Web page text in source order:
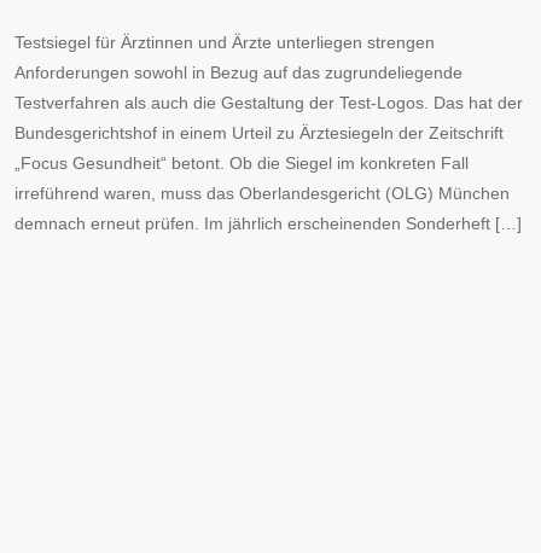
Testsiegel für Ärztinnen und Ärzte unterliegen strengen
Anforderungen sowohl in Bezug auf das zugrundeliegende
Testverfahren als auch die Gestaltung der Test-Logos. Das hat der
Bundesgerichtshof in einem Urteil zu Ärztesiegeln der Zeitschrift
„Focus Gesundheit“ betont. Ob die Siegel im konkreten Fall
irreführend waren, muss das Oberlandesgericht (OLG) München
demnach erneut prüfen. Im jährlich erscheinenden Sonderheft […]